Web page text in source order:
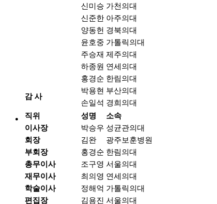
신미승 가천의대
신준한 아주의대
양동헌 경북의대
윤호중 가톨릭의대
주승재 제주의대
하종원 연세의대
홍경순 한림의대
감 사
박용현 부산의대
손일석 경희의대
직위
성명
소속
이사장
박승우 성균관의대
회장
김완
광주보훈병원
부회장
홍경순 한림의대
총무이사
조구영 서울의대
재무이사
최의영 연세의대
학술이사
정해억 가톨릭의대
편집장
김용진 서울의대